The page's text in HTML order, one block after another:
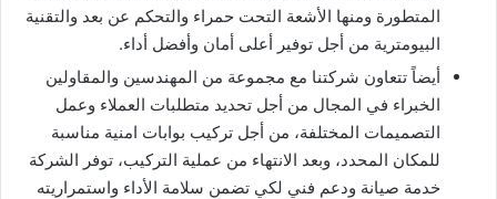
المتطورة ومنها الأشعة التحت حمراء والتحكم عن بعد والتقنية
البيومترية من أجل توفير أعلى أمان وأفضل أداء.
أيضاً تتعاون شركتنا مع مجموعة من المهندسين والمقاولين
الخبراء في المجال من أجل تحديد متطلبات العملاء وعمل
التصميمات المختلفة، من أجل تركيب بوابات امنية مناسبة
للمكان المحدد، وبعد الانتهاء من عملية التركيب، توفر الشركة
خدمة صيانة ودعم فني لكي تضمن سلامة الأداء واستمراريته